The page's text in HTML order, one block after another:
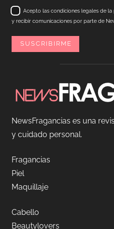
Acepto las condiciones legales de
y recibir comunicaciones por parte de
NewsFragancias es una
y cuidado personal.
Fragancias
Piel
Maquillaje
Cabello
Beautylovers